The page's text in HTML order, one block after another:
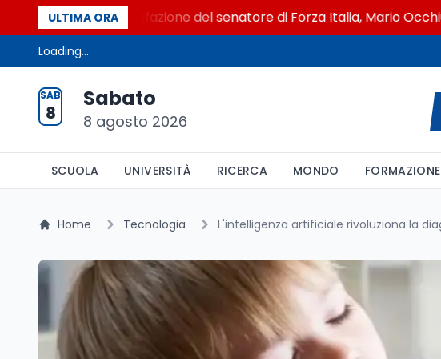
ULTIMA ORA
La soddisfazione del senatore di Forza Italia, Mario Occhiuto
Loading...
SAB
8
Sabato
8 agosto 2026
SCUOLA UNIVERSITÀ RICERCA MONDO FORMAZIONE
Home Tecnologia